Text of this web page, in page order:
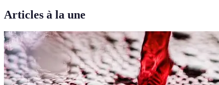
Articles à la une